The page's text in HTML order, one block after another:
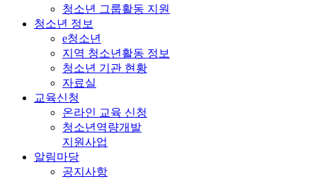
청소년 그룹활동 지원
청소년 정보
e청소년
지역 청소년활동 정보
청소년 기관 현황
자료실
교육신청
온라인 교육 신청
청소년역량개발
지원사업
알림마당
공지사항